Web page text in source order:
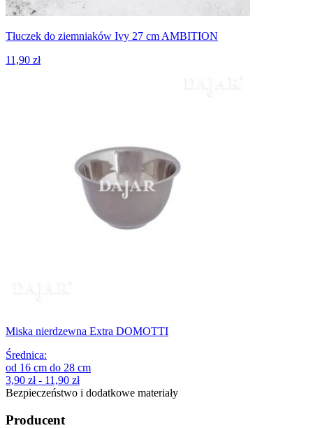
Tłuczek do ziemniaków Ivy 27 cm AMBITION
11,90 zł
Miska nierdzewna Extra DOMOTTI
Średnica:
od 16 cm do 28 cm
3,90 zł - 11,90 zł
Bezpieczeństwo i dodatkowe materiały
Producent